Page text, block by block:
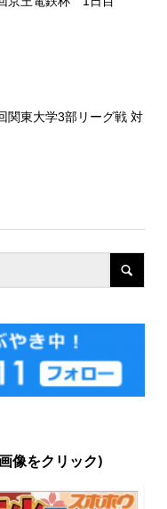
関東大学3部リーグ戦 対
像をクリック)